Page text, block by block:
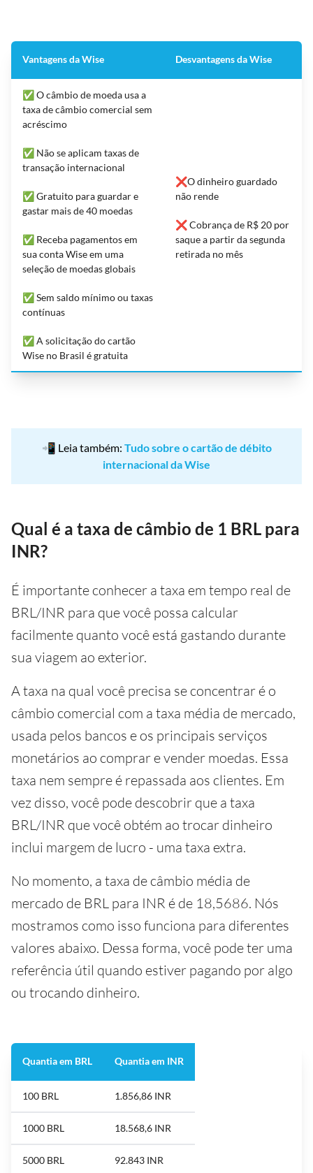
Vantagens da Wise Desvantagens da Wise
✅ O câmbio de moeda usa a
taxa de câmbio comercial sem
acréscimo
✅ Não se aplicam taxas de
transação internacional
✅ Gratuito para guardar e
gastar mais de 40 moedas
✅ Receba pagamentos em
sua conta Wise em uma
seleção de moedas globais
✅ Sem saldo mínimo ou taxas
contínuas
✅ A solicitação do cartão
Wise no Brasil é gratuita
❌O dinheiro guardado
não rende
❌ Cobrança de R$ 20 por
saque a partir da segunda
retirada no mês
📲 Leia também: Tudo sobre o cartão de débito
internacional da Wise
Qual é a taxa de câmbio de 1 BRL para
INR?
É importante conhecer a taxa em tempo real de
BRL/INR para que você possa calcular
facilmente quanto você está gastando durante
sua viagem ao exterior.
A taxa na qual você precisa se concentrar é o
câmbio comercial com a taxa média de mercado,
usada pelos bancos e os principais serviços
monetários ao comprar e vender moedas. Essa
taxa nem sempre é repassada aos clientes. Em
vez disso, você pode descobrir que a taxa
BRL/INR que você obtém ao trocar dinheiro
inclui margem de lucro - uma taxa extra.
No momento, a taxa de câmbio média de
mercado de BRL para INR é de 18,5686. Nós
mostramos como isso funciona para diferentes
valores abaixo. Dessa forma, você pode ter uma
referência útil quando estiver pagando por algo
ou trocando dinheiro.
Quantia em BRL Quantia em INR
100 BRL 1.856,86 INR
1000 BRL 18.568,6 INR
5000 BRL 92.843 INR